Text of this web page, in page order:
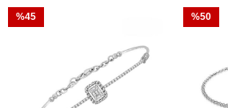
%45 %50